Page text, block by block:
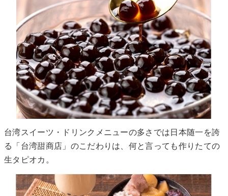
台湾スイーツ・ドリンクメニューの多さでは日本随一を誇
る「台湾甜商店」のこだわりは、何と言っても作りたての
生タピオカ。